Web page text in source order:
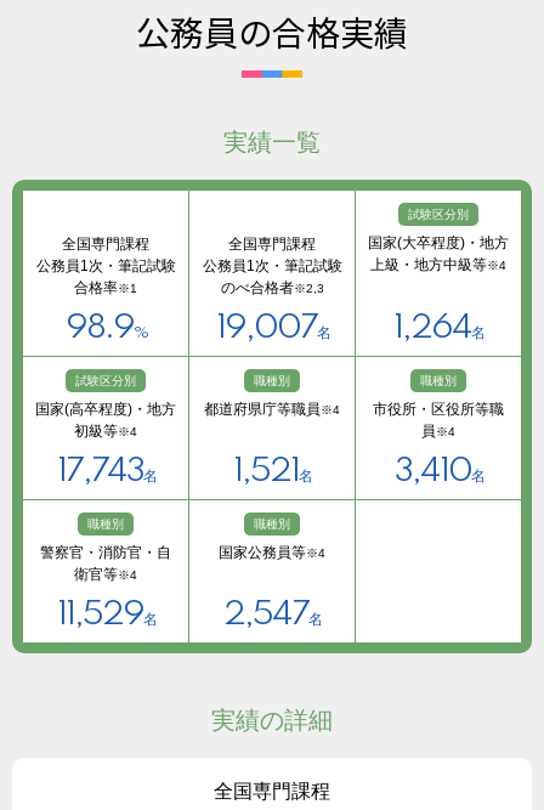
公務員の合格実績
実績一覧
全国専門課程
公務員1次・筆記試験
合格率※1
98.9%
全国専門課程
公務員1次・筆記試験
のべ合格者※2,3
19,007名
試験区分別
国家(大卒程度)・地方
上級・地方中級等※4
1,264名
試験区分別
国家(高卒程度)・地方
初級等※4
17,743名
職種別
都道府県庁等職員※4
1,521名
職種別
市役所・区役所等職
員※4
3,410名
職種別
警察官・消防官・自
衛官等※4
11,529名
職種別
国家公務員等※4
2,547名
実績の詳細
全国専門課程